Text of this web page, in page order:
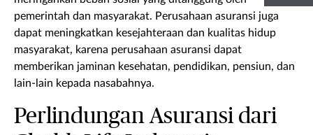
pemerintah dan masyarakat. Perusahaan asuransi juga
dapat meningkatkan kesejahteraan dan kualitas hidup
masyarakat, karena perusahaan asuransi dapat
memberikan jaminan kesehatan, pendidikan, pensiun, dan
lain-lain kepada nasabahnya.
Perlindungan Asuransi dari